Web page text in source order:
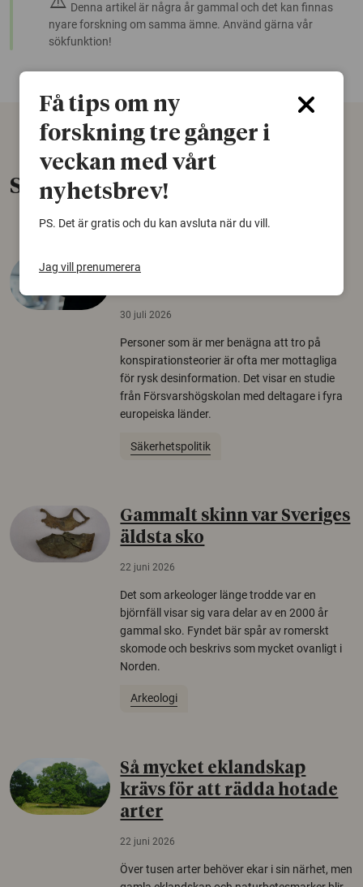
Denna artikel är några år gammal och det kan finnas
nyare forskning om samma ämne. Använd gärna vår
sökfunktion!
Senaste nytt
Varför tror vissa på rysk
30 juli 2026
Personer som är mer benägna att tro på
konspirationsteorier är ofta mer mottagliga
för rysk desinformation. Det visar en studie
från Försvarshögskolan med deltagare i fyra
europeiska länder.
Säkerhetspolitik
Gammalt skinn var Sveriges
äldsta sko
22 juni 2026
Det som arkeologer länge trodde var en
björnfäll visar sig vara delar av en 2000 år
gammal sko. Fyndet bär spår av romerskt
skomode och beskrivs som mycket ovanligt i
Norden.
Arkeologi
Så mycket eklandskap
krävs för att rädda hotade
arter
22 juni 2026
Över tusen arter behöver ekar i sin närhet, men
Få tips om ny
forskning tre gånger i
veckan med vårt
nyhetsbrev!
PS. Det är gratis och du kan avsluta när du vill.
Jag vill prenumerera